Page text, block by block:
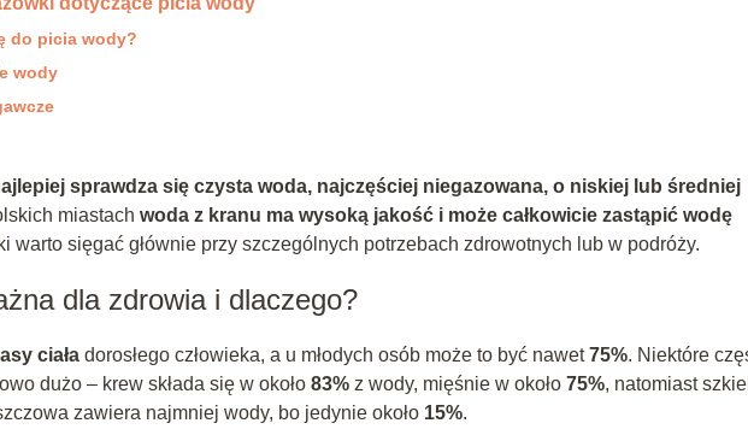
do picia wody?
wody
sprawdza się czysta woda, najczęściej niegazowana, o niskiej lub średniej
miastach woda z kranu ma wysoką jakość i może całkowicie zastąpić wodę
warto sięgać głównie przy szczególnych potrzebach zdrowotnych lub w podróży.
dla zdrowia i dlaczego?
ciała dorosłego człowieka, a u młodych osób może to być nawet75%. Niektóre
dużo – krew składa się w około 83% z wody, mięśnie w około 75%, natomiast
zawiera najmniej wody, bo jedynie około 15%.